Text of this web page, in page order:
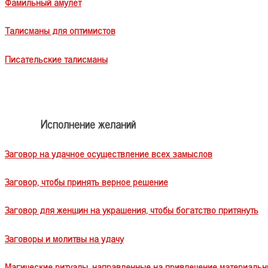
Талисманы для оптимистов
Писательские талисманы
Исполнение желаний
Заговор на удачное осуществление всех замыслов
Заговор, чтобы принять верное решение
Заговор для женщин на украшения, чтобы богатство притянуть
Заговоры и молитвы на удачу